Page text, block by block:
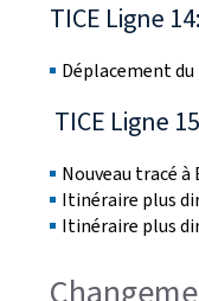
TICE Ligne
Déplacement
TICE Ligne
Nouveau tracé à
Itinéraire plus
Itinéraire plus